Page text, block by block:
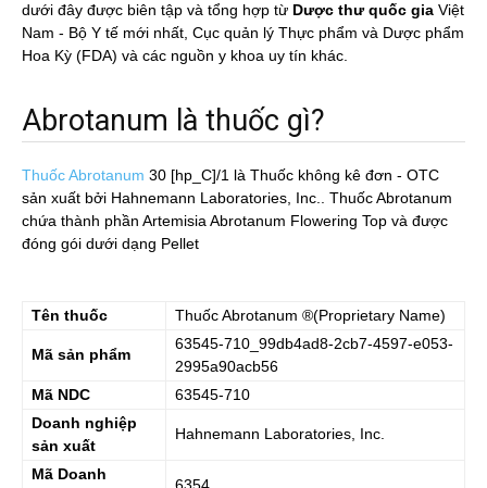
dưới đây được biên tập và tổng hợp từ Dược thư quốc gia Việt
Nam - Bộ Y tế mới nhất, Cục quản lý Thực phẩm và Dược phẩm
Hoa Kỳ (FDA) và các nguồn y khoa uy tín khác.
Abrotanum là thuốc gì?
Thuốc Abrotanum 30 [hp_C]/1 là Thuốc không kê đơn - OTC
sản xuất bởi Hahnemann Laboratories, Inc.. Thuốc Abrotanum
chứa thành phần Artemisia Abrotanum Flowering Top và được
đóng gói dưới dạng Pellet
Tên thuốc ThuốcAbrotanum ®(Proprietary Name)
Mã sản phẩm
63545-710_99db4ad8-2cb7-4597-e053-
2995a90acb56
Mã NDC
63545-710
Doanh nghiệp
sản xuất
Hahnemann Laboratories, Inc.
Mã Doanh